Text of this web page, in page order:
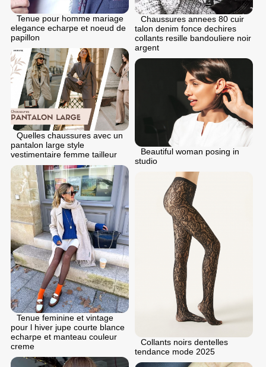
Chaussures annees 80 cuir
talon denim fonce dechires
collants resille bandouliere noir
argent
Tenue pour homme mariage
elegance echarpe et noeud de
papillon
Quelles chaussures avec un
pantalon large style
vestimentaire femme tailleur
Beautiful woman posing in
studio
Tenue feminine et vintage
pour l hiver jupe courte blance
echarpe et manteau couleur
creme
Collants noirs dentelles
tendance mode 2025